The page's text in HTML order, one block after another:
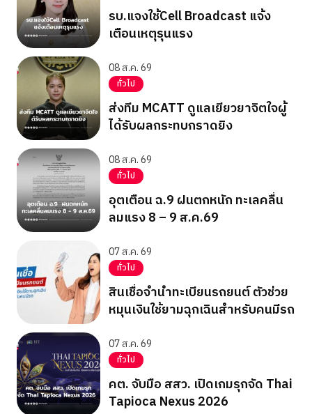
รบ.แจงใช้Cell Broadcast แจ้ง
เตือนเหตุรุนแรง
08 ส.ค. 69
ทั่วไป
ส่งทีม MCATT ดูแลเยียวยาจิตใจผู้
ได้รับผลกระทบกราดยิง
08 ส.ค. 69
ทั่วไป
อุตเตือน ฉ.9 ฝนตกหนัก ทะเลคลื่น
ลมแรง 8 – 9 ส.ค.69
07 ส.ค. 69
ทั่วไป
สินเชื่อจำนำทะเบียนรถยนต์ ตัวช่วย
หมุนเงินใช้ยามฉุกเฉินสำหรับคนมีรถ
07 ส.ค. 69
ทั่วไป
คต. จับมือ สสว. เปิดเกมรุกจัด Thai
Tapioca Nexus 2026